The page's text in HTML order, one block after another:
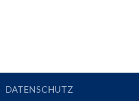
DATENSCHUTZ